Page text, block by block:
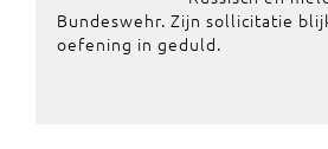
Bundeswehr. Zijn sollicitatie
oefening in geduld.